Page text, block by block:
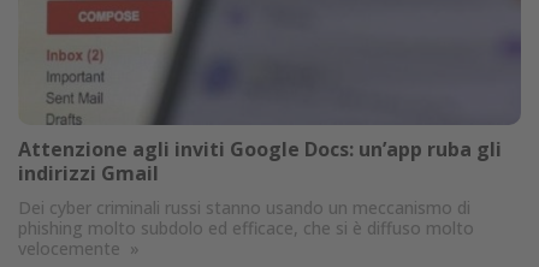
Attenzione agli inviti Google Docs: un’app ruba gli
indirizzi Gmail
Dei cyber criminali russi stanno usando un meccanismo di
phishing molto subdolo ed efficace, che si è diffuso molto
velocemente »